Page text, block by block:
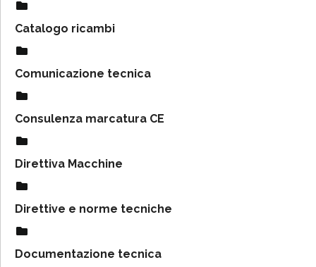
Catalogo ricambi
Comunicazione tecnica
Consulenza marcatura CE
Direttiva Macchine
Direttive e norme tecniche
Documentazione tecnica